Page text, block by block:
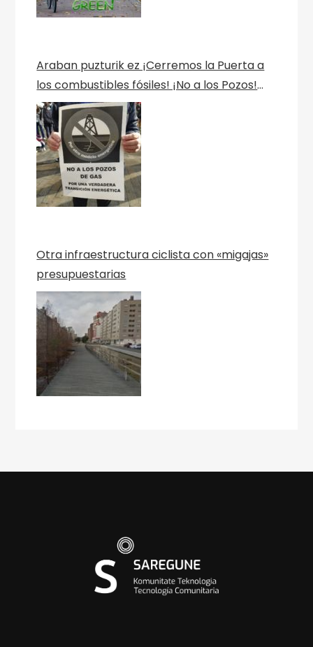
Araban puzturik ez ¡Cerremos la Puerta a
los combustibles fósiles! ¡No a los Pozos!
Por una verdadera transición ecológica
Berriztu
Otra infraestructura ciclista con «migajas»
presupuestarias